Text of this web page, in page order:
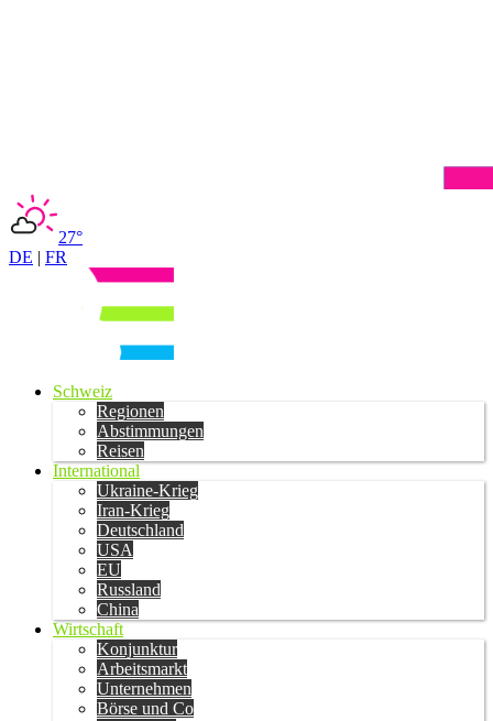
27°
DE | FR
Schweiz
Regionen
Abstimmungen
Reisen
International
Ukraine-Krieg
Iran-Krieg
Deutschland
USA
EU
Russland
China
Wirtschaft
Konjunktur
Arbeitsmarkt
Unternehmen
Börse und Co